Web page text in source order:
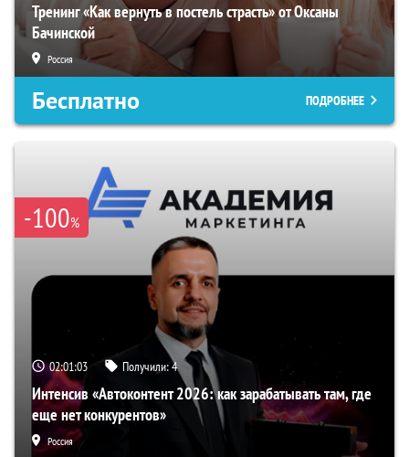
Тренинг «Как вернуть в постель страсть» от Оксаны
Бачинской
Россия
Бесплатно ПОДРОБНЕЕ
-100%
02:01:02 Получили:4
Интенсив «Автоконтент 2026: как зарабатывать там, где
еще нет конкурентов»
Россия